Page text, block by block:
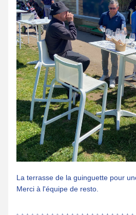
La terrasse de la guinguette pour
Merci à l'équipe de resto.